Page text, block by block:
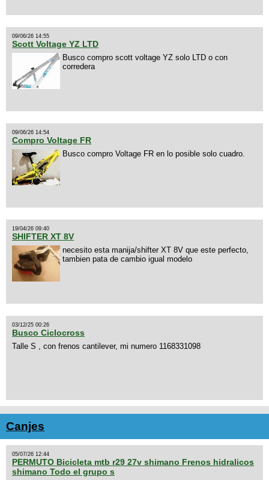
09/06/26 14:55
Scott Voltage YZ LTD
Busco compro scott voltage YZ solo LTD o con
corredera
09/06/26 14:54
Compro Voltage FR
Busco compro Voltage FR en lo posible solo cuadro.
19/04/26 09:40
SHIFTER XT 8V
necesito esta manija/shifter XT 8V que este perfecto,
tambien pata de cambio igual modelo
03/12/25 00:26
Busco Ciclocross
Talle S , con frenos cantilever, mi numero 1168331098
Canjes
05/07/26 12:44
PERMUTO Bicicleta mtb r29 27v shimano Frenos hidralicos
shimano Todo el grupo s